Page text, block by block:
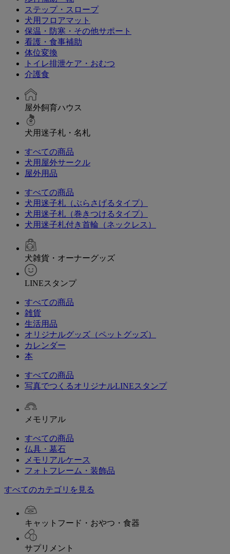
ステップ・スロープ
犬用フロアマット
保温・防寒・その他サポート
看護・食事補助
体位変換
トイレ排泄ケア・おむつ
介護食
屋外飼育ハウス
犬用迷子札・名札
すべての商品
犬用屋外サークル
屋外用品
すべての商品
犬用迷子札（ぶらさげるタイプ）
犬用迷子札（巻きつけるタイプ）
犬用迷子札付き首輪（ネックレス）
犬雑貨・オーナーグッズ
LINEスタンプ
すべての商品
雑貨
生活用品
オリジナルグッズ（ペットグッズ）
カレンダー
本
すべての商品
写真でつくるオリジナルLINEスタンプ
メモリアル
すべての商品
仏具・墓石
メモリアルケース
フォトフレーム・装飾品
すべてのカテゴリを見る
キャットフード・おやつ・食器
サプリメント